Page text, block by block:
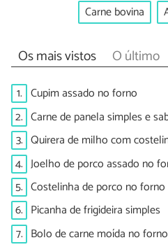
Carne bovina
Os mais vistos O último
1. Cupim assado no forno
2. Carne de panela simples e
3. Quirera de milho com
4. Joelho de porco assado no
5. Costelinha de porco no
6. Picanha de frigideira simples
7. Bolo de carne moída no forno